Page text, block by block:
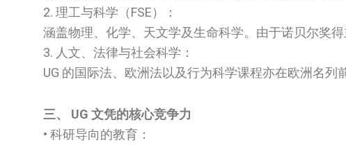
2. 理工与科学（FSE）：
涵盖物理、化学、天文学及生命科学。由于诺贝尔奖
3. 人文、法律与社会科学：
UG 的国际法、欧洲法以及行为科学课程亦在欧洲名列
三、 UG 文凭的核心竞争力
• 科研导向的教育：